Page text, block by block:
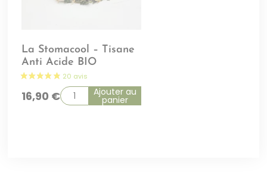
La Stomacool – Tisane
Anti Acide BIO
16,90 € Ajouter au
panier